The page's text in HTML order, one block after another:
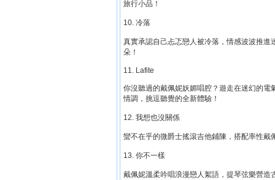
旅行小品！
10. 冷落
真實承認自己忐忑戀人被冷落，情感波波推
朵！
11. Lafite
你沒聽過的戴佩妮妖媚唱腔？遊走在迷幻的
情調，挑逗聽覺的全新體驗！
12. 我想也沒關係
蠻不在乎的微爵士搖滾吉他鋪陳，搭配率性
13. 你不一樣
戴佩妮溫柔吟唱浪漫戀人絮語，提琴弦樂營